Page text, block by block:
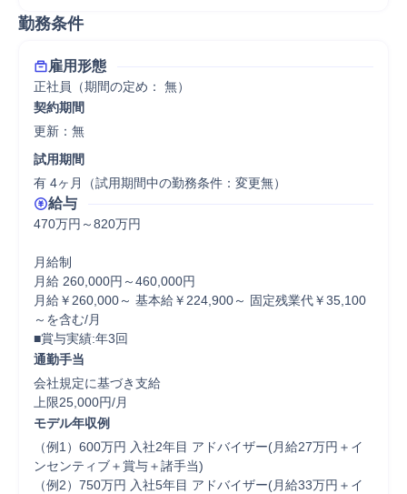
勤務条件
雇用形態
正社員（期間の定め： 無）
契約期間
更新：無
試用期間
有 4ヶ月（試用期間中の勤務条件：変更無）
給与
470万円～820万円
月給制
月給 260,000円～460,000円
月給￥260,000～ 基本給￥224,900～ 固定残業代￥35,100
～を含む/月
■賞与実績:年3回
通勤手当
会社規定に基づき支給
上限25,000円/月
モデル年収例
（例1）600万円 入社2年目 アドバイザー(月給27万円＋イ
ンセンティブ＋賞与＋諸手当)
（例2）750万円 入社5年目 アドバイザー(月給33万円＋イ